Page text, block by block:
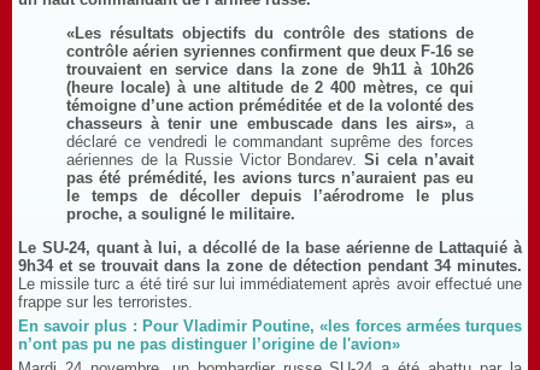
«Les résultats objectifs du contrôle des stations de
contrôle aérien syriennes confirment que deux F-16 se
trouvaient en service dans la zone de 9h11 à 10h26
(heure locale) à une altitude de 2 400 mètres, ce qui
témoigne d’une action préméditée et de la volonté des
chasseurs à tenir une embuscade dans les airs», a
déclaré ce vendredi le commandant suprême des forces
aériennes de la Russie Victor Bondarev.Si cela n’avait
pas été prémédité, les avions turcs n’auraient pas eu
le temps de décoller depuis l’aérodrome le plus
proche, a souligné le militaire.
Le SU-24, quant à lui, a décollé de la base aérienne de Lattaquié à
9h34 et se trouvait dans la zone de détection pendant 34 minutes.
Le missile turc a été tiré sur lui immédiatement après avoir effectué une
frappe sur les terroristes.
En savoir plus : Pour Vladimir Poutine, «les forces armées turques
n’ont pas pu ne pas distinguer l’origine de l'avion»